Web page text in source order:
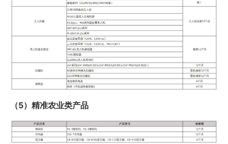
（5）精准农业类产品